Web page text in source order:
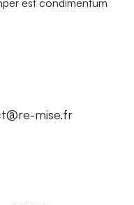
est condimentum
mise.fr